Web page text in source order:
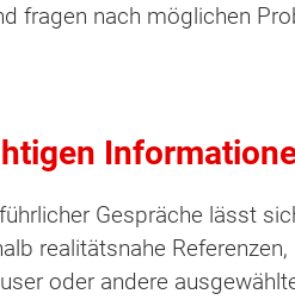
fragen nach möglichen
Gespräche lässt
realitätsnahe
oder andere